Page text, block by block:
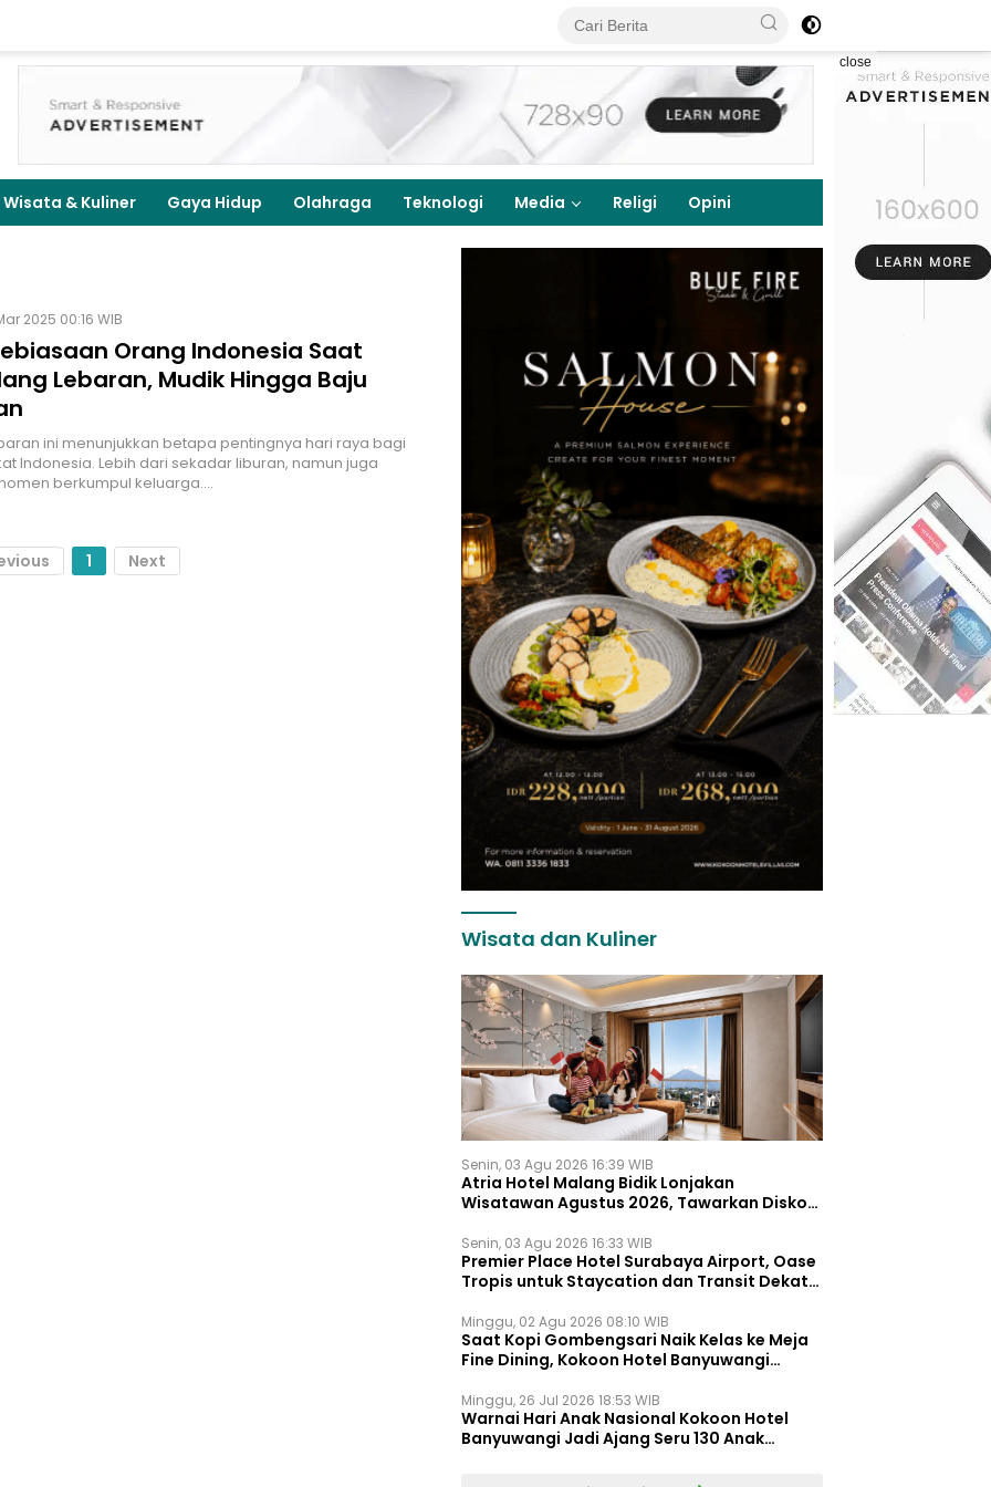
close
Wisata & Kuliner Gaya Hidup Olahraga Teknologi Media Religi Opini
2025 00:16 WIB
Orang Indonesia Saat
Lebaran, Mudik Hingga Baju
ini menunjukkan betapa pentingnya hari raya bagi
Indonesia. Lebih dari sekadar liburan, namun juga
berkumpul keluarga.…
1 Next
Wisata dan Kuliner
Senin, 03 Agu 2026 16:39 WIB
Atria Hotel Malang Bidik Lonjakan
Wisatawan Agustus 2026, Tawarkan Diskon
Senin, 03 Agu 2026 16:33 WIB
Premier Place Hotel Surabaya Airport, Oase
Tropis untuk Staycation dan Transit Dekat
Minggu, 02 Agu 2026 08:10 WIB
Saat Kopi Gombengsari Naik Kelas ke Meja
Fine Dining, Kokoon Hotel Banyuwangi
Minggu, 26 Jul 2026 18:53 WIB
Warnai Hari Anak Nasional Kokoon Hotel
Banyuwangi Jadi Ajang Seru 130 Anak